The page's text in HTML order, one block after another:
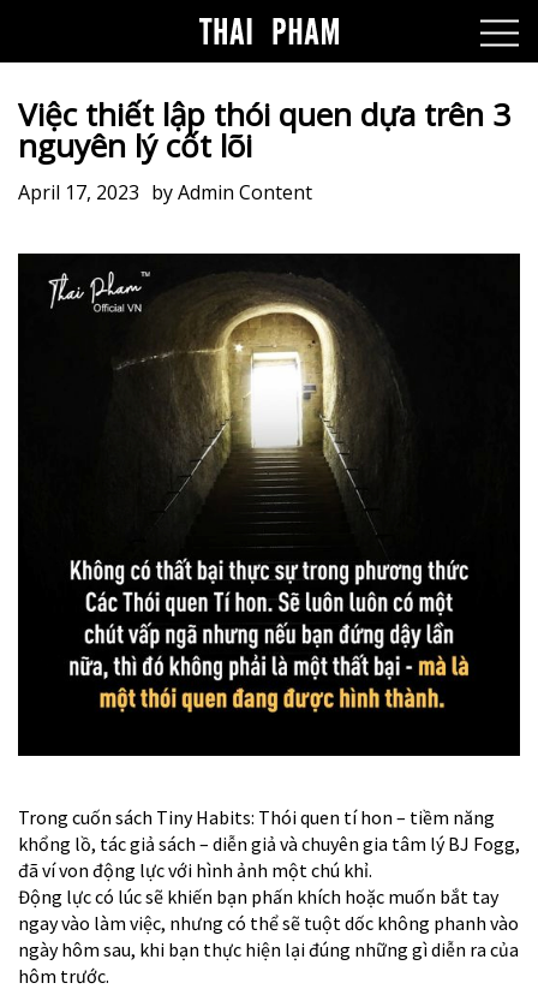
Việc thiết lập thói quen dựa trên 3
nguyên lý cốt lõi
April 17, 2023 byAdmin Content
Trong cuốn sách Tiny Habits: Thói quen tí hon – tiềm năng
khổng lồ, tác giả sách – diễn giả và chuyên gia tâm lý BJ Fogg,
đã ví von động lực với hình ảnh một chú khỉ.
Động lực có lúc sẽ khiến bạn phấn khích hoặc muốn bắt tay
ngay vào làm việc, nhưng có thể sẽ tuột dốc không phanh vào
ngày hôm sau, khi bạn thực hiện lại đúng những gì diễn ra của
hôm trước.